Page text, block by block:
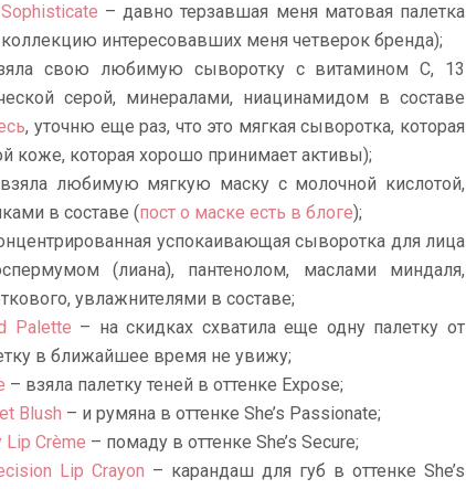
– давно терзавшая меня матовая палетка
интересовавших меня четверок бренда);
свою любимую сыворотку с витамином С, 13
серой, минералами, ниацинамидом в составе
, уточню еще раз, что это мягкая сыворотка, которая
коже, которая хорошо принимает активы);
любимую мягкую маску с молочной кислотой,
в составе (пост о маске есть в блоге);
успокаивающая сыворотка для лица
(лиана), пантенолом, маслами миндаля,
увлажнителями в составе;
Palette – на скидках схватила еще одну палетку от
в ближайшее время не увижу;
– взяла палетку теней в оттенке Expose;
Blush – и румяна в оттенке She’s Passionate;
Lip Crème – помаду в оттенке She’s Secure;
Lip Crayon – карандаш для губ в оттенке She’s